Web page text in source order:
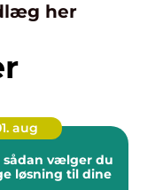
her
aug
sådan vælger du
løsning til dine